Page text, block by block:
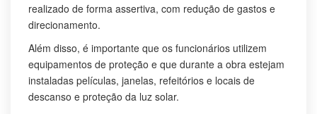
realizado de forma assertiva, com redução de gastos e
direcionamento.
Além disso, é importante que os funcionários utilizem
equipamentos de proteção e que durante a obra estejam
instaladas películas, janelas, refeitórios e locais de
descanso e proteção da luz solar.